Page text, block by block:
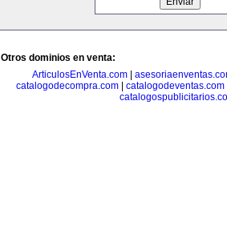
Otros dominios en venta:
ArticulosEnVenta.com|
catalogodecompra.com| catalogodeventas.com